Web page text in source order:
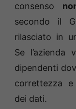
consenso
secondo il
rilasciato in
Se l’azienda
dipendenti
correttezza
dei dati.